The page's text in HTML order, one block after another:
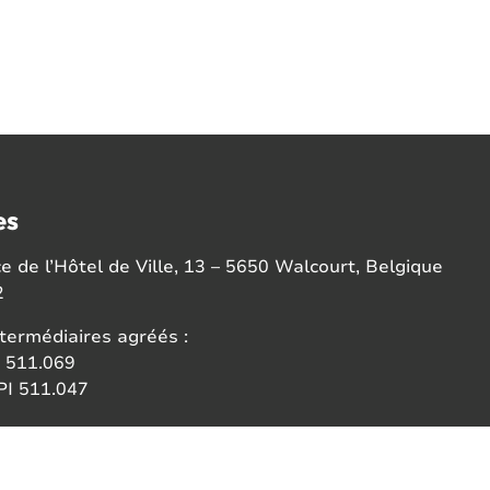
de l’Hôtel de Ville, 13 – 5650 Walcourt, Belgique
agréés :
511.069
511.047